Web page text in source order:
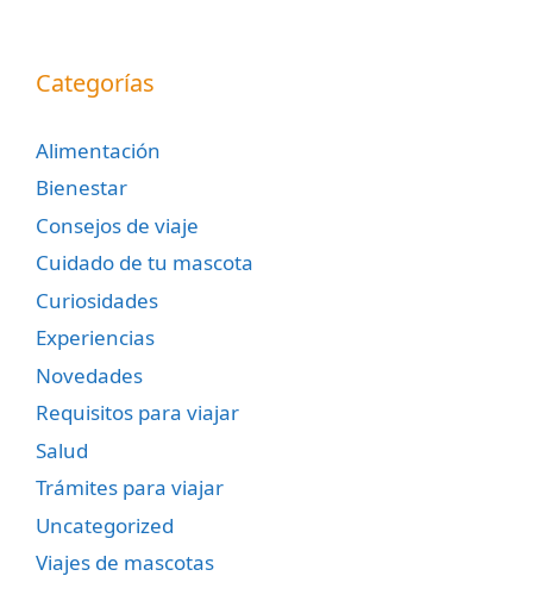
Categorías
Alimentación
Bienestar
Consejos de viaje
Cuidado de tu mascota
Curiosidades
Experiencias
Novedades
Requisitos para viajar
Salud
Trámites para viajar
Uncategorized
Viajes de mascotas